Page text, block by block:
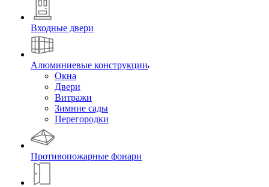
Входные двери
Алюминиевые конструкции
Окна
Двери
Витражи
Зимние сады
Перегородки
Противопожарные фонари